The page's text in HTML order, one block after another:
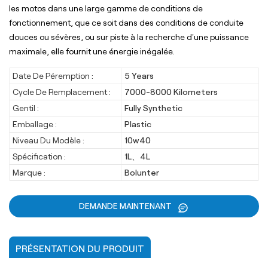
les motos dans une large gamme de conditions de
fonctionnement, que ce soit dans des conditions de conduite
douces ou sévères, ou sur piste à la recherche d'une puissance
maximale, elle fournit une énergie inégalée.
Date De Péremption :
5 Years
Cycle De Remplacement :
7000-8000 Kilometers
Gentil :
Fully Synthetic
Emballage :
Plastic
Niveau Du Modèle :
10w40
Spécification :
1L、4L
Marque :
Bolunter
DEMANDE MAINTENANT
PRÉSENTATION DU PRODUIT